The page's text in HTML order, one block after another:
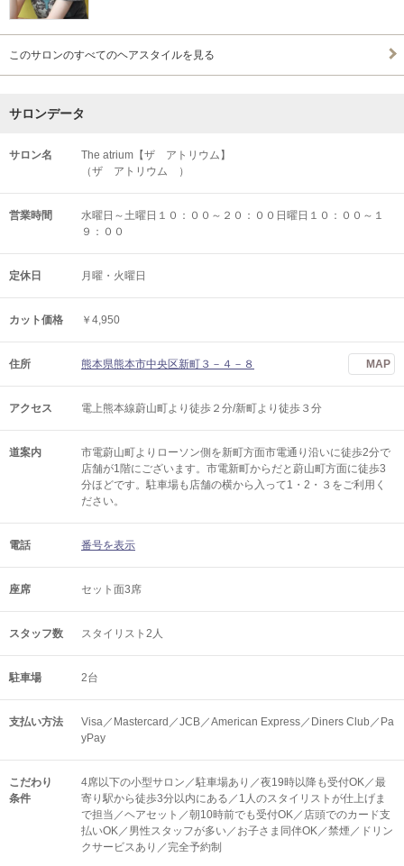
このサロンのすべてのヘアスタイルを見る
サロンデータ
サロン名
The atrium【ザ アトリウム】
（ザ アトリウム ）
営業時間
水曜日～土曜日１０：００～２０：００日曜日１０：００～１
９：００
定休日 月曜・火曜日
カット価格 ￥4,950
住所 熊本県熊本市中央区新町３－４－８ MAP
アクセス 電上熊本線蔚山町より徒歩２分/新町より徒歩３分
道案内
市電蔚山町よりローソン側を新町方面市電通り沿いに徒歩2分で
店舗が1階にございます。市電新町からだと蔚山町方面に徒歩3
分ほどです。駐車場も店舗の横から入って1・2・３をご利用く
ださい。
電話 番号を表示
座席 セット面3席
スタッフ数 スタイリスト2人
駐車場 2台
支払い方法
Visa／Mastercard／JCB／American Express／Diners Club／Pa
yPay
こだわり
条件
4席以下の小型サロン／駐車場あり／夜19時以降も受付OK／最
寄り駅から徒歩3分以内にある／1人のスタイリストが仕上げま
で担当／ヘアセット／朝10時前でも受付OK／店頭でのカード支
払いOK／男性スタッフが多い／お子さま同伴OK／禁煙／ドリン
クサービスあり／完全予約制